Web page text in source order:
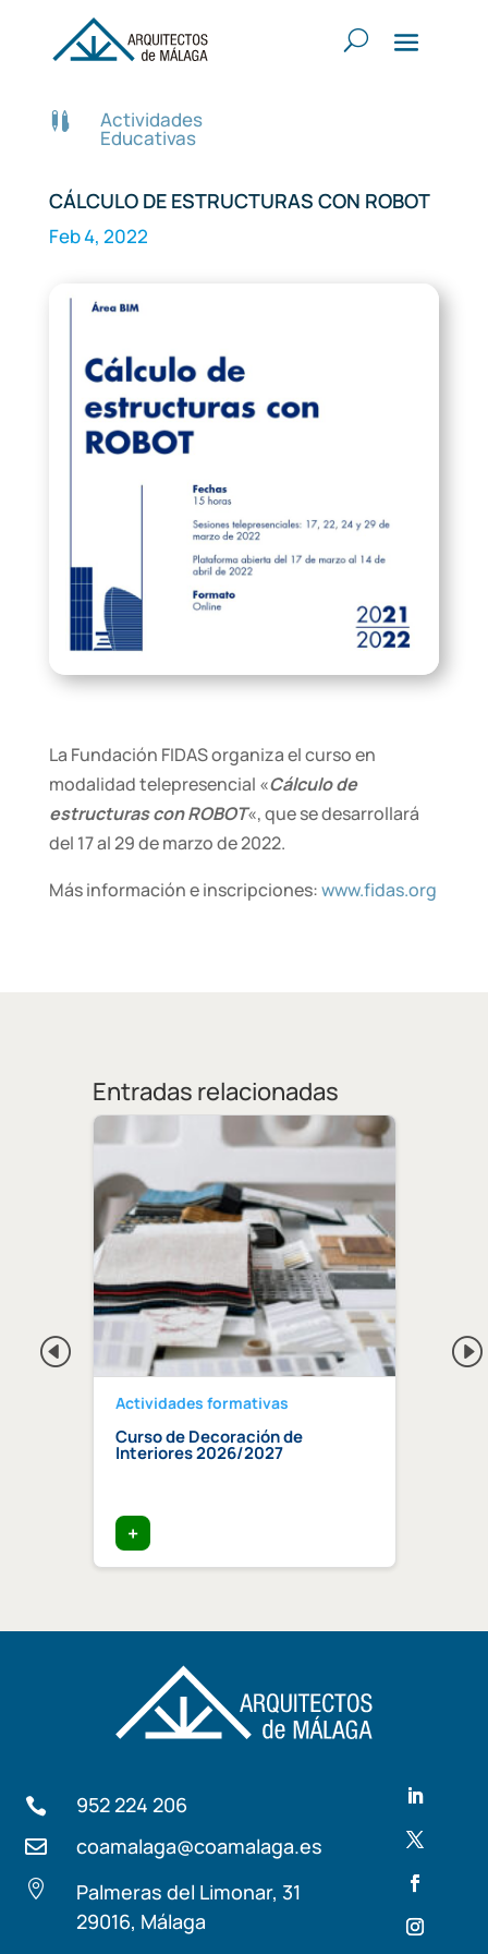
 Actividades
Educativas
CÁLCULO DE ESTRUCTURAS CON ROBOT
Feb 4, 2022
La Fundación FIDAS organiza el curso en
modalidad telepresencial «Cálculo de
estructuras con ROBOT«, que se desarrollará
del 17 al 29 de marzo de 2022.
Más información e inscripciones:www.fidas.org
Entradas relacionadas
Actividades formativas
Curso de Decoración de
Interiores 2026/2027
+
 952 224 206
 coamalaga@coamalaga.es

Palmeras del Limonar, 31
29016, Málaga